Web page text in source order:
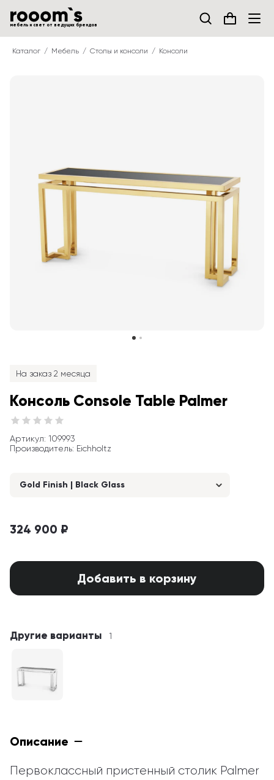
мебель и свет от ведущих брендов
Каталог Мебель Столы и консоли Консоли
На заказ 2 месяца
Консоль Console Table Palmer
Артикул: 109993
Производитель: Eichholtz
Gold Finish | Black Glass
324 900 ₽
Добавить в корзину
Другие варианты 1
Описание
Первоклассный пристенный столик Palmer